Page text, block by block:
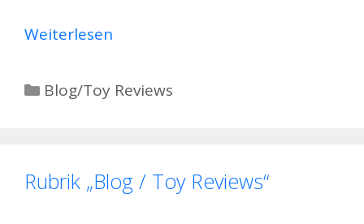
Weiterlesen
Kategorien
Blog/Toy Reviews
Rubrik „Blog / Toy Reviews“